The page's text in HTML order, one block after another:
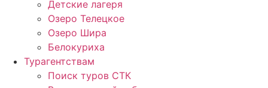
Детские лагеря
Озеро Телецкое
Озеро Шира
Белокуриха
Турагентствам
Поиск туров СТК